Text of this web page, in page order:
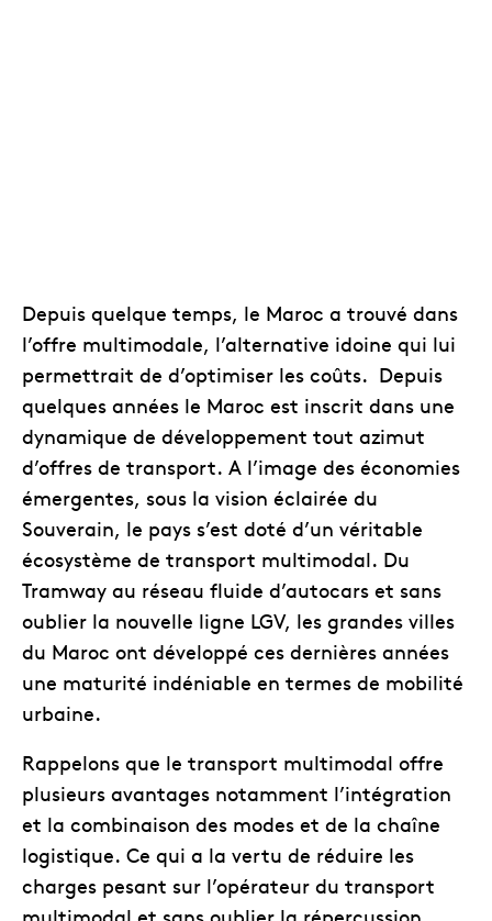
Depuis quelque temps, le Maroc a trouvé dans
l’offre multimodale, l’alternative idoine qui lui
permettrait de d’optimiser les coûts. Depuis
quelques années le Maroc est inscrit dans une
dynamique de développement tout azimut
d’offres de transport. A l’image des économies
émergentes, sous la vision éclairée du
Souverain, le pays s’est doté d’un véritable
écosystème de transport multimodal. Du
Tramway au réseau fluide d’autocars et sans
oublier la nouvelle ligne LGV, les grandes villes
du Maroc ont développé ces dernières années
une maturité indéniable en termes de mobilité
urbaine.
Rappelons que le transport multimodal offre
plusieurs avantages notamment l’intégration
et la combinaison des modes et de la chaîne
logistique. Ce qui a la vertu de réduire les
charges pesant sur l’opérateur du transport